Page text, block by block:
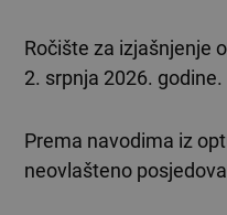
Ročište za izjašnjenje
2. srpnja 2026. godine.
Prema navodima iz
neovlašteno